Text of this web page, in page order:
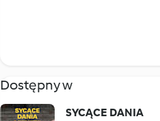
Dostępny w
SYCĄCE DANIA